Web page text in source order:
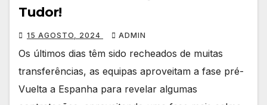
Tudor!
15 AGOSTO, 2024 ADMIN
Os últimos dias têm sido recheados de muitas
transferências, as equipas aproveitam a fase pré-
Vuelta a Espanha para revelar algumas